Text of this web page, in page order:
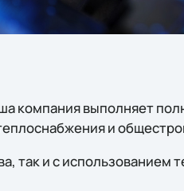
компания выполняет
и
так и с использованием